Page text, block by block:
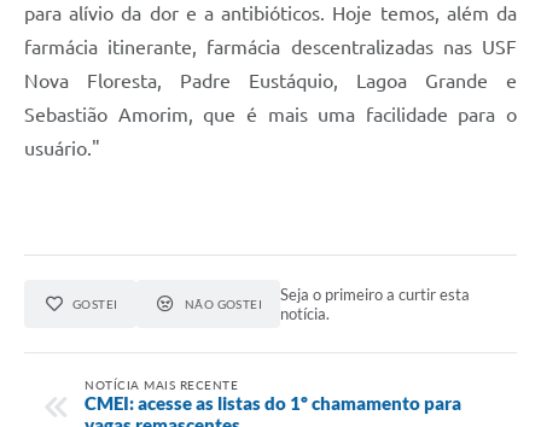
para alívio da dor e a antibióticos. Hoje temos, além da
farmácia itinerante, farmácia descentralizadas nas USF
Nova Floresta, Padre Eustáquio, Lagoa Grande e
Sebastião Amorim, que é mais uma facilidade para o
usuário."
GOSTEI NÃO GOSTEI
Seja o primeiro a curtir esta
notícia.
NOTÍCIA MAIS RECENTE
CMEI: acesse as listas do 1º chamamento para